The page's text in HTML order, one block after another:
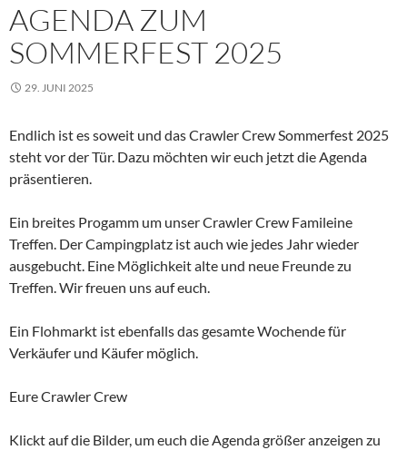
AGENDA ZUM
SOMMERFEST 2025
29. JUNI 2025
Endlich ist es soweit und das Crawler Crew Sommerfest 2025
steht vor der Tür. Dazu möchten wir euch jetzt die Agenda
präsentieren.
Ein breites Progamm um unser CrawlerCrew Famileine
Treffen. Der Campingplatz ist auch wie jedes Jahr wieder
ausgebucht. Eine Möglichkeit alte und neue Freunde zu
Treffen. Wir freuen uns auf euch.
Ein Flohmarkt ist ebenfalls das gesamte Wochende für
Verkäufer und Käufer möglich.
Eure Crawler Crew
Klickt auf die Bilder, um euch die Agenda größer anzeigen zu